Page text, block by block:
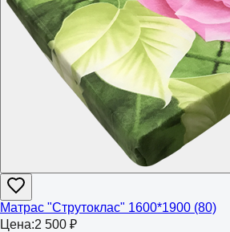
Матрас "Струтоклас" 1600*1900 (80)
Цена:2 500 ₽